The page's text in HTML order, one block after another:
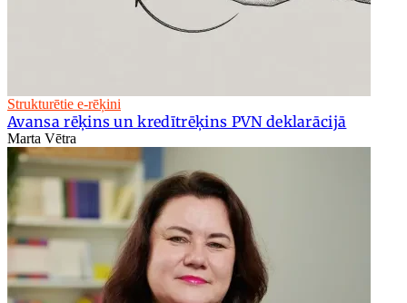
Strukturētie e-rēķini
Avansa rēķins un kredītrēķins PVN deklarācijā
Marta Vētra